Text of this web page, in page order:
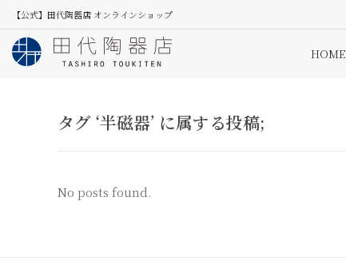
【公式】田代陶器店 オンラインショップ
HOME
タグ ‘半磁器’ に属する投稿;
No posts found.